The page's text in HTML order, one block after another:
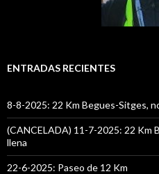
ENTRADAS RECIENTES
8-8-2025: 22 Km Begues-Sitges,
(CANCELADA) 11-7-2025: 22 Km
llena
22-6-2025: Paseo de 12 Km